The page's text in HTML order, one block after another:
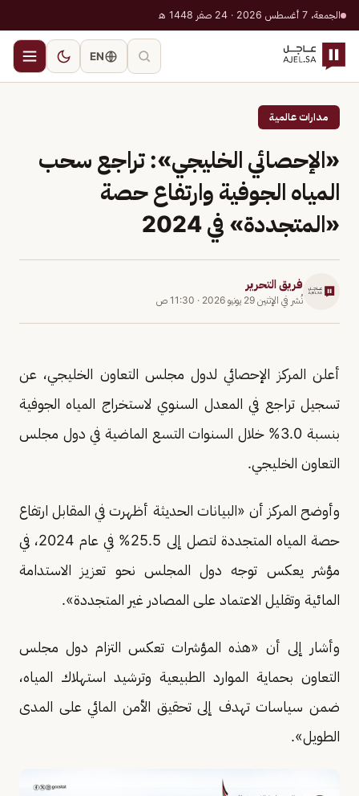
الجمعة، 7 أغسطس 2026 · 24 صفر 1448 هـ
EN
مدارات عالمية
«الإحصائي الخليجي»: تراجع سحب
المياه الجوفية وارتفاع حصة
«المتجددة» في 2024
فريق التحرير
نُشر في الإثنين 29 يونيو 2026 · 11:30 ص
أعلن المركز الإحصائي لدول مجلس التعاون الخليجي، عن
تسجيل تراجع في المعدل السنوي لاستخراج المياه الجوفية
بنسبة 3.0% خلال السنوات التسع الماضية في دول مجلس
التعاون الخليجي.
وأوضح المركز أن «البيانات الحديثة أظهرت في المقابل ارتفاع
حصة المياه المتجددة لتصل إلى 25.5% في عام 2024، في
مؤشر يعكس توجه دول المجلس نحو تعزيز الاستدامة
المائية وتقليل الاعتماد على المصادر غير المتجددة».
وأشار إلى أن «هذه المؤشرات تعكس التزام دول مجلس
التعاون بحماية الموارد الطبيعية وترشيد استهلاك المياه،
ضمن سياسات تهدف إلى تحقيق الأمن المائي على المدى
الطويل».